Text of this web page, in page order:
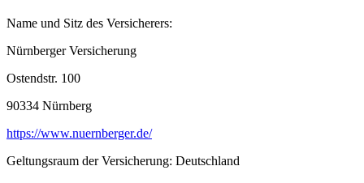
Name und Sitz des Versicherers:
Nürnberger Versicherung
Ostendstr. 100
90334 Nürnberg
https://www.nuernberger.de/
Geltungsraum der Versicherung: Deutschland